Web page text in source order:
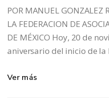
POR MANUEL GONZALEZ
LA FEDERACION DE
DE MÉXICO Hoy, 20 de
aniversario del inicio de
Ver más